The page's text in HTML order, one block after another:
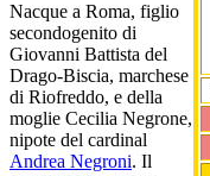
Nacque a Roma, figlio
secondogenito di
Giovanni Battista del
Drago-Biscia, marchese
di Riofreddo, e della
moglie Cecilia Negrone,
nipote del cardinal
Andrea Negroni. Il